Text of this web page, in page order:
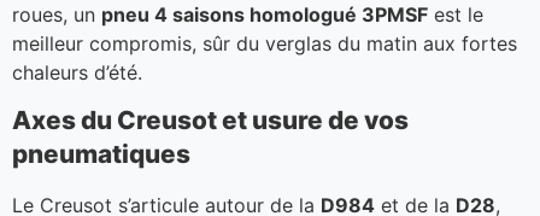
roues, un pneu 4 saisons homologué 3PMSF est le
meilleur compromis, sûr du verglas du matin aux fortes
chaleurs d’été.
Axes du Creusot et usure de vos
pneumatiques
Le Creusot s’articule autour de la D984 et de la D28,